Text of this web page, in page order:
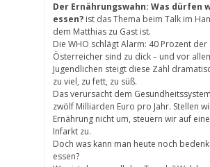
Der Ernährungswahn: Was dürfen
essen? ist das Thema beim Talk im
dem Matthias zu Gast ist.
Die WHO schlägt Alarm: 40 Prozent der
Österreicher sind zu dick – und vor
Jugendlichen steigt diese Zahl
zu viel, zu fett, zu süß.
Das verursacht dem
zwölf Milliarden Euro pro Jahr. Stellen
Ernährung nicht um, steuern wir auf
Infarkt zu.
Doch was kann man heute noch
essen?